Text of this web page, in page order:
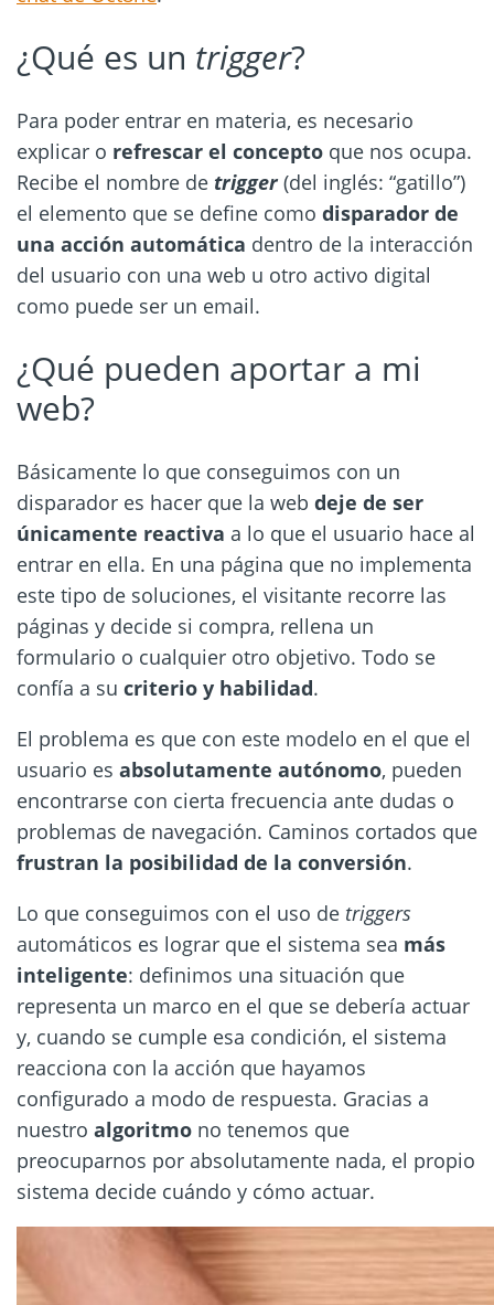
¿Qué es un trigger?
Para poder entrar en materia, es necesario
explicar o refrescar el concepto que nos ocupa.
Recibe el nombre de trigger(del inglés: “gatillo”)
el elemento que se define como disparador de
una acción automática dentro de la interacción
del usuario con una web u otro activo digital
como puede ser un email.
¿Qué pueden aportar a mi
web?
Básicamente lo que conseguimos con un
disparador es hacer que la web deje de ser
únicamente reactiva a lo que el usuario hace al
entrar en ella. En una página que no implementa
este tipo de soluciones, el visitante recorre las
páginas y decide si compra, rellena un
formulario o cualquier otro objetivo. Todo se
confía a su criterio y habilidad.
El problema es que con este modelo en el que el
usuario es absolutamente autónomo, pueden
encontrarse con cierta frecuencia ante dudas o
problemas de navegación. Caminos cortados que
frustran la posibilidad de la conversión.
Lo que conseguimos con el uso de triggers
automáticos es lograr que el sistema sea más
inteligente: definimos una situación que
representa un marco en el que se debería actuar
y, cuando se cumple esa condición, el sistema
reacciona con la acción que hayamos
configurado a modo de respuesta. Gracias a
nuestro algoritmo no tenemos que
preocuparnos por absolutamente nada, el propio
sistema decide cuándo y cómo actuar.